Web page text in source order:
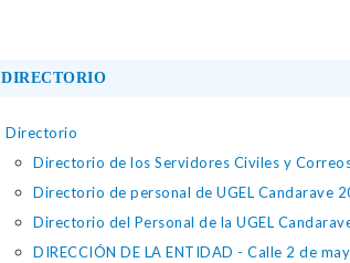
DIRECTORIO
Directorio
Directorio de los Servidores Civiles y
Directorio de personal de UGEL Candarave
Directorio del Personal de la UGEL
DIRECCIÓN DE LA ENTIDAD - Calle 2 de